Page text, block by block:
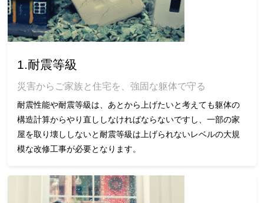
1.耐震等級
災害からご家族と住宅を、強固な躯体で守る
耐震性能や耐震等級は、あとから上げたいと考えても躯体の
構造計算からやり直ししなければならないですし、一部の家
屋を取り壊ししないと耐震等級は上げられないレベルの大規
模な改修工事が必要となります。